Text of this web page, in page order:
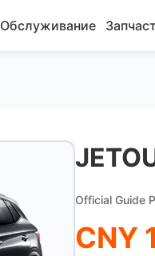
Обслуживание
Official Guide
CNY